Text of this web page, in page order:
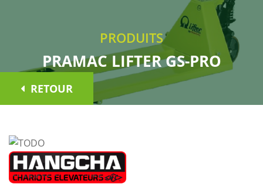
PRODUITS
PRAMAC LIFTER GS-PRO
RETOUR